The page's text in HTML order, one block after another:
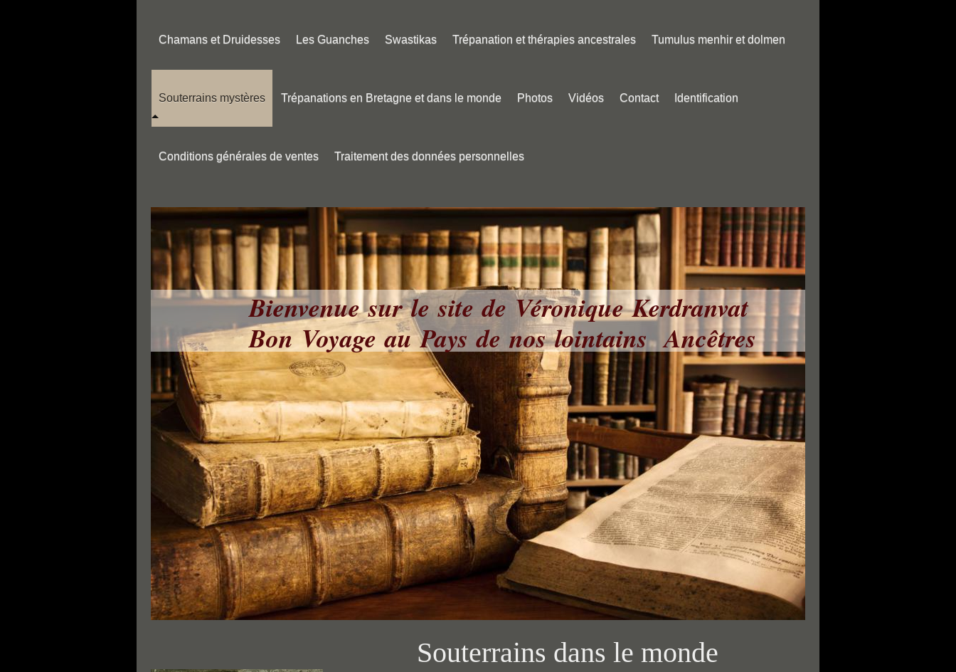
Chamans et Druidesses Les Guanches Swastikas Trépanation et thérapies ancestrales Tumulus menhir et dolmen
Souterrains mystères Trépanations en Bretagne et dans le monde Photos Vidéos Contact Identification
Conditions générales de ventes Traitement des données personnelles
Bienvenue sur le site de Véronique Kerdranvat
Bon Voyage au Pays de nos lointains Ancêtres
Souterrains dans le monde